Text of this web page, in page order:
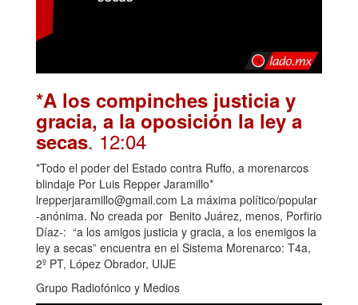
*A los compinches justicia y
gracia, a la oposición la ley a
secas. 12:04
*Todo el poder del Estado contra Ruffo, a morenarcos
blindaje Por Luis Repper Jaramillo*
lrepperjaramillo@gmail.com La máxima político/popular
-anónima. No creada por Benito Juárez, menos, Porfirio
Díaz-: “a los amigos justicia y gracia, a los enemigos la
ley a secas” encuentra en el Sistema Morenarco: T4a,
2º PT, López Obrador, UIJE
Grupo Radiofónico y Medios